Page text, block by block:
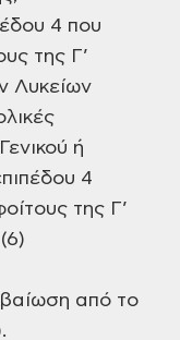
4 που
της Γ’
Λυκείων
ή
4
της Γ’
από το